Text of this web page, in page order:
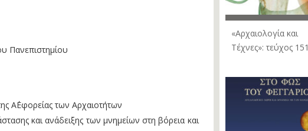
Πανεπιστημίου
Α΄Εφορείας των Αρχαιοτήτων
και ανάδειξης των μνημείων στη βόρεια και
«Αρχαιολογία και
Τέχνες»: τεύχος 151